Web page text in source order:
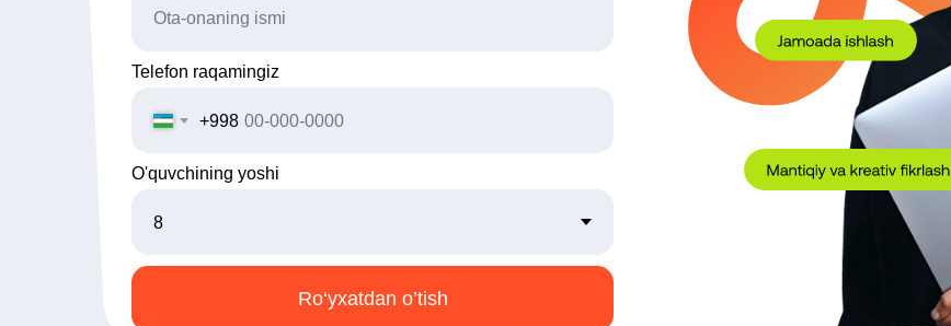
Telefon raqamingiz
+998
O'quvchining yoshi
Ro‘yxatdan o’tish